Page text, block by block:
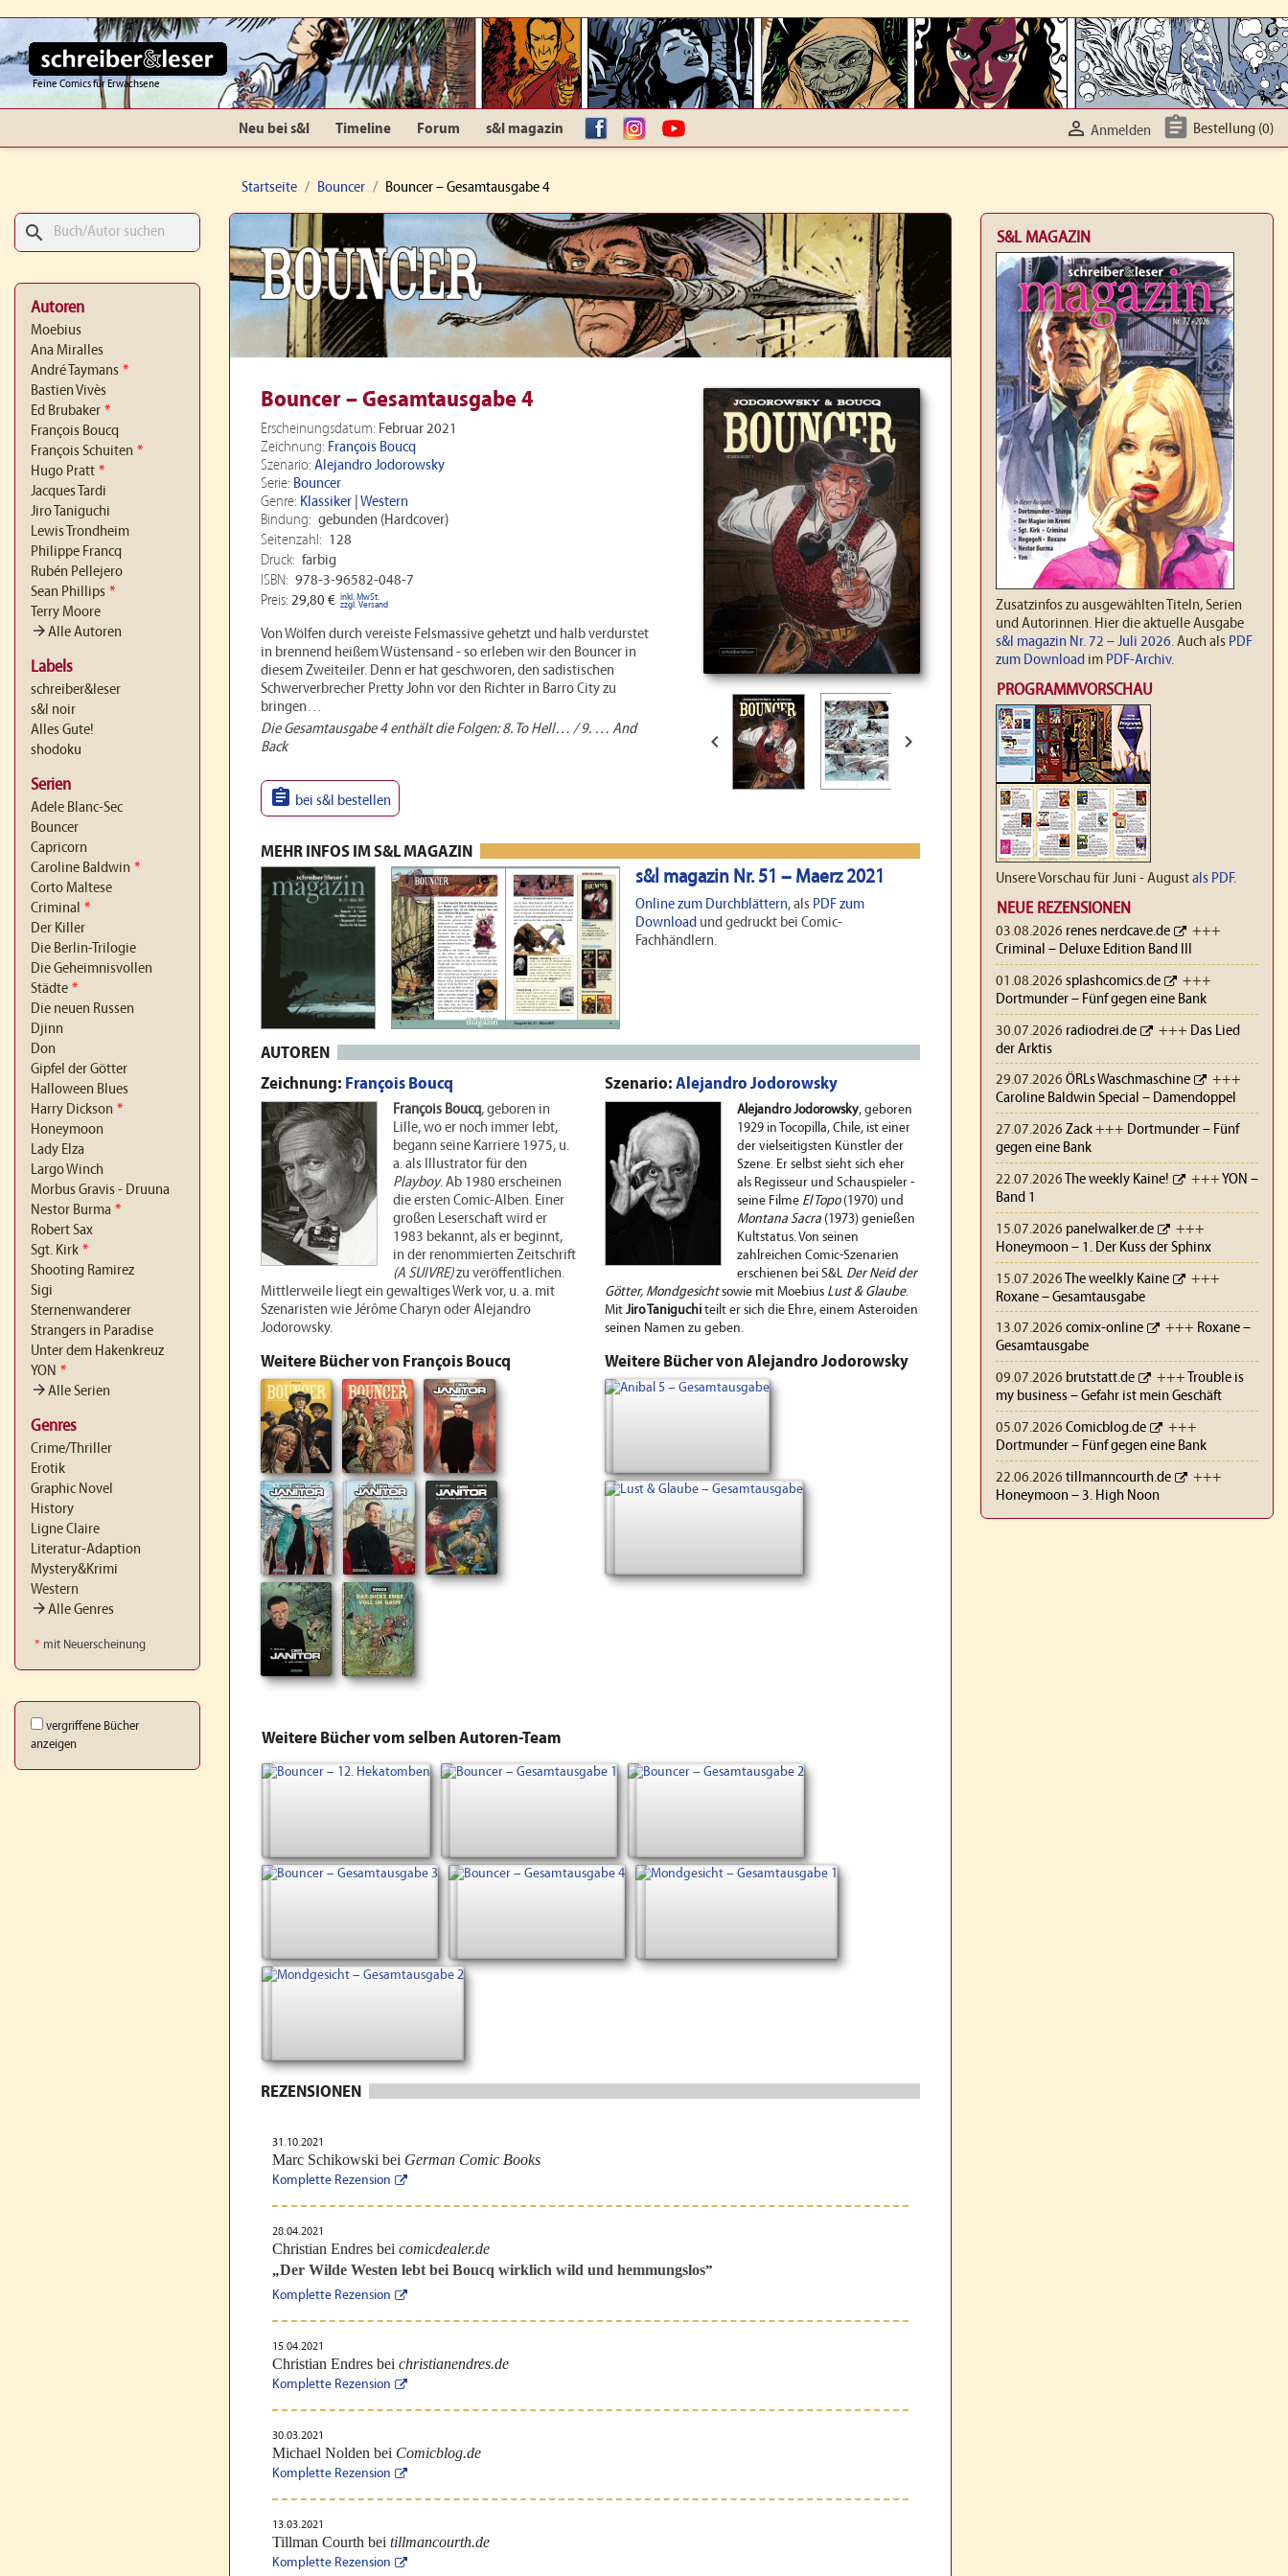
Feine Comics für Erwachsene
Neu bei s&l Timeline Forum s&l magazin facebookInstagramYouTube  Anmelden  Bestellung (0)
Startseite Bouncer Bouncer – Gesamtausgabe 4
search
Autoren
Moebius
Ana Miralles
André Taymans *
Bastien Vivès
Ed Brubaker *
François Boucq
François Schuiten *
Hugo Pratt *
Jacques Tardi
Jiro Taniguchi
Lewis Trondheim
Philippe Francq
Rubén Pellejero
Sean Phillips *
Terry Moore
arrow_forwardAlle Autoren
Labels
schreiber&leser
s&l noir
Alles Gute!
shodoku
Serien
Adele Blanc-Sec
Bouncer
Capricorn
Caroline Baldwin *
Corto Maltese
Criminal *
Der Killer
Die Berlin-Trilogie
Die Geheimnisvollen
Städte *
Die neuen Russen
Djinn
Don
Gipfel der Götter
Halloween Blues
Harry Dickson *
Honeymoon
Lady Elza
Largo Winch
Morbus Gravis - Druuna
Nestor Burma *
Robert Sax
Sgt. Kirk *
Shooting Ramirez
Sigi
Sternenwanderer
Strangers in Paradise
Unter dem Hakenkreuz
YON *
arrow_forwardAlle Serien
Genres
Crime/Thriller
Erotik
Graphic Novel
History
Ligne Claire
Literatur-Adaption
Mystery&Krimi
Western
arrow_forwardAlle Genres
* mit Neuerscheinung
vergriffene Bücher
anzeigen
 
Bouncer – Gesamtausgabe 4
Erscheinungsdatum: Februar 2021
Zeichnung: François Boucq
Szenario: Alejandro Jodorowsky
Serie: Bouncer
Genre: Klassiker Western
Bindung: gebunden (Hardcover)
Seitenzahl: 128
Druck: farbig
ISBN: 978-3-96582-048-7
Preis: 29,80 € inkl. MwSt.
zzgl. Versand
Von Wölfen durch vereiste Felsmassive gehetzt und halb verdurstet
in brennend heißem Wüstensand - so erleben wir den Bouncer in
diesem Zweiteiler. Denn er hat geschworen, den sadistischen
Schwerverbrecher Pretty John vor den Richter in Barro City zu
bringen…
Die Gesamtausgabe 4 enthält die Folgen: 8. To Hell… / 9. … And
Back
 bei s&l bestellen
MEHR INFOS IM S&L MAGAZIN
s&l magazin Nr. 51 – Maerz 2021
Online zum Durchblättern, als PDF zum
Download und gedruckt bei Comic-
Fachhändlern.
AUTOREN
Zeichnung: François Boucq
François Boucq, geboren in
Lille, wo er noch immer lebt,
begann seine Karriere 1975, u.
a. als Illustrator für den
Playboy. Ab 1980 erscheinen
die ersten Comic-Alben. Einer
großen Leserschaft wird er
1983 bekannt, als er beginnt,
in der renommierten Zeitschrift
(A SUIVRE)zu veröffentlichen.
Mittlerweile liegt ein gewaltiges Werk vor, u. a. mit
Szenaristen wie Jérôme Charyn oder Alejandro
Jodorowsky.
Weitere Bücher von François Boucq
Szenario: Alejandro Jodorowsky
Alejandro Jodorowsky, geboren
1929 in Tocopilla, Chile, ist einer
der vielseitigsten Künstler der
Szene. Er selbst sieht sich eher
als Regisseur und Schauspieler -
seine Filme El Topo (1970) und
Montana Sacra (1973) genießen
Kultstatus. Von seinen
zahlreichen Comic-Szenarien
erschienen bei S&L Der Neid der
Götter, Mondgesichtsowie mit Moebius Lust & Glaube.
Mit Jiro Taniguchiteilt er sich die Ehre, einem Asteroiden
seinen Namen zu geben.
Weitere Bücher von Alejandro Jodorowsky
Weitere Bücher vom selben Autoren-Team
REZENSIONEN
31.10.2021
Marc Schikowski bei German Comic Books
Komplette Rezension
28.04.2021
Christian Endres bei comicdealer.de
„Der Wilde Westen lebt bei Boucq wirklich wild und hemmungslos”
Komplette Rezension
15.04.2021
Christian Endres bei christianendres.de
Komplette Rezension
30.03.2021
Michael Nolden bei Comicblog.de
Komplette Rezension
13.03.2021
Tillman Courth bei tillmancourth.de
Komplette Rezension
S&L MAGAZIN
Zusatzinfos zu ausgewählten Titeln, Serien
und Autorinnen. Hier die aktuelle Ausgabe
s&l magazin Nr. 72 – Juli 2026. Auch als PDF
zum Download im PDF-Archiv.
PROGRAMMVORSCHAU
Unsere Vorschau für Juni - Augustals PDF.
NEUE REZENSIONEN
03.08.2026 renes nerdcave.de
+++
Criminal – Deluxe Edition Band III
01.08.2026 splashcomics.de
+++
Dortmunder – Fünf gegen eine Bank
30.07.2026 radiodrei.de +++ Das Lied
der Arktis
29.07.2026 ÖRLs Waschmaschine
+++
Caroline Baldwin Special – Damendoppel
27.07.2026 Zack+++ Dortmunder – Fünf
gegen eine Bank
22.07.2026 The weekly Kaine! +++YON –
Band 1
15.07.2026 panelwalker.de
+++
Honeymoon – 1. Der Kuss der Sphinx
15.07.2026The weelkly Kaine
+++
Roxane – Gesamtausgabe
13.07.2026 comix-online +++ Roxane –
Gesamtausgabe
09.07.2026 brutstatt.de +++
Trouble is
my business – Gefahr ist mein Geschäft
05.07.2026 Comicblog.de
+++
Dortmunder – Fünf gegen eine Bank
22.06.2026 tillmanncourth.de
+++
Honeymoon – 3. High Noon